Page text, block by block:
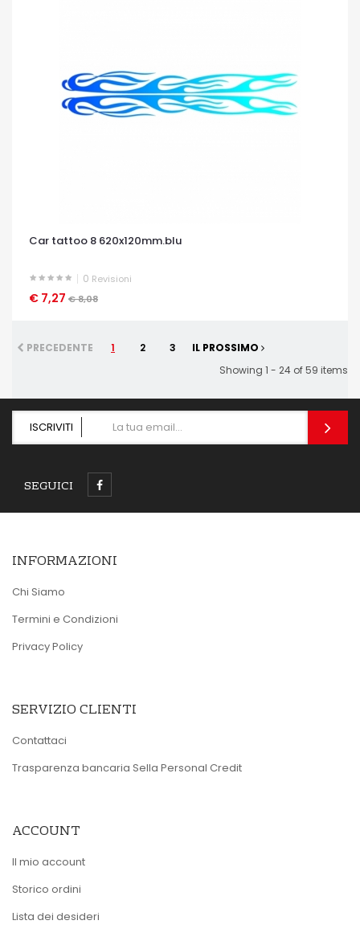
Car tattoo 8 620x120mm.blu
0 Revisioni
€ 7,27 € 8,08
OCCHIATA VELOCE
PRECEDENTE 1 2 3
IL PROSSIMO
Showing 1 - 24 of 59 items
ISCRIVITI
SEGUICI
INFORMAZIONI
Chi Siamo
Termini e Condizioni
Privacy Policy
SERVIZIO CLIENTI
Contattaci
Trasparenza bancaria Sella Personal Credit
ACCOUNT
Il mio account
Storico ordini
Lista dei desideri